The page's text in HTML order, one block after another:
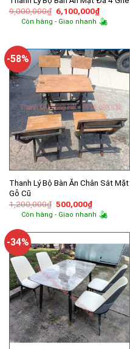
9,000,000₫ Giá
gốc
là:
6,100,000₫Giá
hiện
tại
Còn hàng - Giao nhanh
-58%
Thanh Lý Bộ Bàn Ăn Chân Sắt Mặt
Gỗ Cũ
1,200,000₫ Giá
gốc
là:
500,000₫Giá
hiện
tại
500,000₫.
Còn hàng - Giao nhanh
-34%